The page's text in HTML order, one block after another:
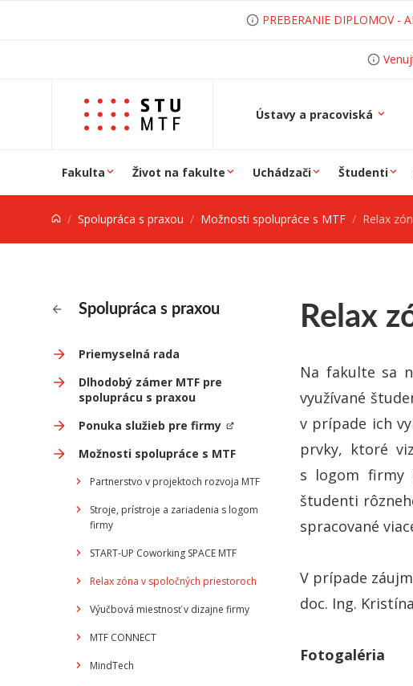
PREBERANIE DIPLOMOV -
Ústavy a pracoviská
Fakulta Život na fakulte Uchádzači Študenti
Spolupráca s praxou Možnosti spolupráce s MTF Relax
Spolupráca s praxou
Priemyselná rada
Dlhodobý zámer MTF pre
spoluprácu s praxou
Ponuka služieb pre firmy
Možnosti spolupráce s MTF
Partnerstvo v projektoch rozvoja MTF
Stroje, prístroje a zariadenia s logom
firmy
START-UP Coworking SPACE MTF
Relax zóna v spoločných priestoroch
Výučbová miestnosť v dizajne firmy
MTF CONNECT
MindTech
Relax
Na fakulte sa
využívané
v prípade ich
prvky, ktoré
s logom firmy
študenti
spracované
V prípade
doc. Ing.
Fotogaléria